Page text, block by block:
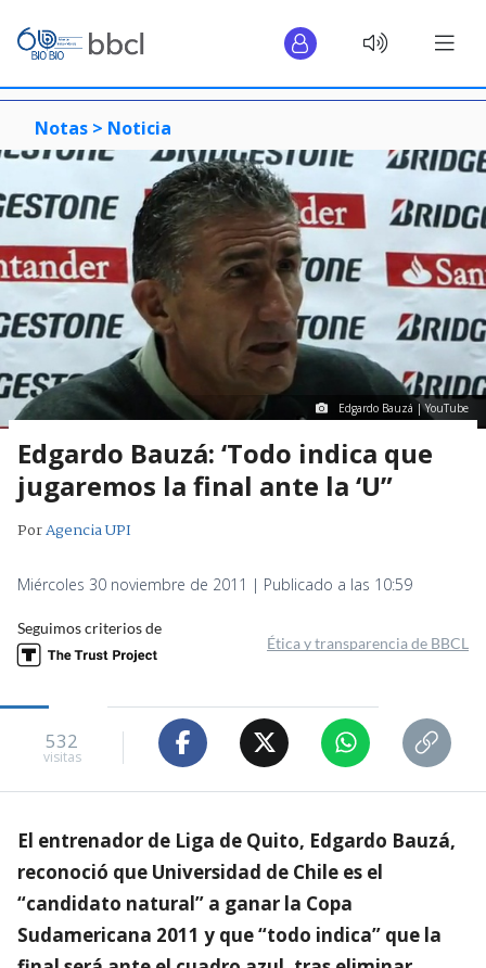
Notas > Noticia
Edgardo Bauzá | YouTube
Edgardo Bauzá: ‘Todo indica que
jugaremos la final ante la ‘U”
PorAgencia UPI
Miércoles 30 noviembre de 2011 | Publicado a las 10:59
Seguimos criterios de
Ética y transparencia de BBCL
532
visitas
El entrenador de Liga de Quito, Edgardo Bauzá,
reconoció que Universidad de Chile es el
“candidato natural” a ganar la Copa
Sudamericana 2011 y que “todo indica” que la